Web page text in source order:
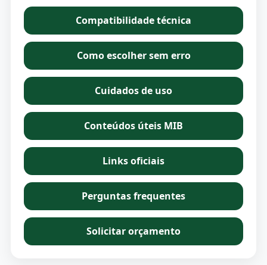
Compatibilidade técnica
Como escolher sem erro
Cuidados de uso
Conteúdos úteis MIB
Links oficiais
Perguntas frequentes
Solicitar orçamento